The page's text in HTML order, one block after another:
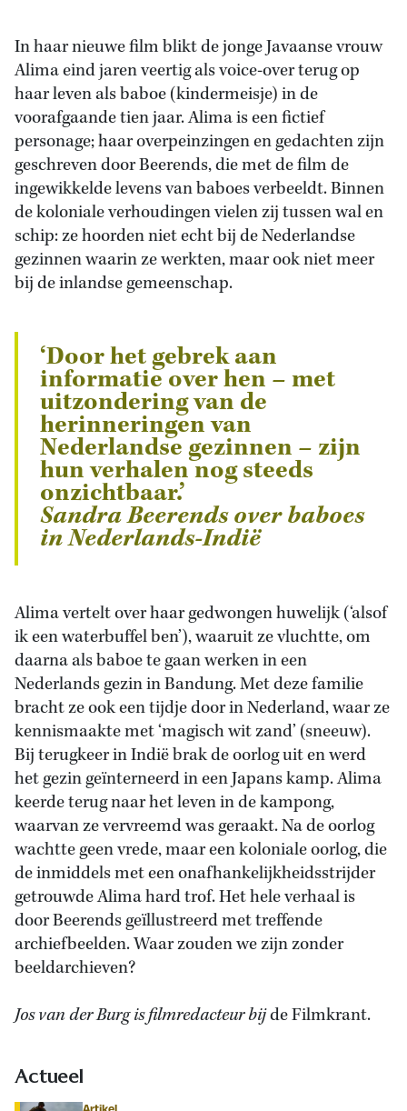
In haar nieuwe film blikt de jonge Javaanse vrouw
Alima eind jaren veertig als voice-over terug op
haar leven als baboe (kindermeisje) in de
voorafgaande tien jaar. Alima is een fictief
personage; haar overpeinzingen en gedachten zijn
geschreven door Beerends, die met de film de
ingewikkelde levens van baboes verbeeldt. Binnen
de koloniale verhoudingen vielen zij tussen wal en
schip: ze hoorden niet echt bij de Nederlandse
gezinnen waarin ze werkten, maar ook niet meer
bij de inlandse gemeenschap.
‘Door het gebrek aan
informatie over hen – met
uitzondering van de
herinneringen van
Nederlandse gezinnen – zijn
hun verhalen nog steeds
onzichtbaar.’
Sandra Beerends over baboes
in Nederlands-Indië
Alima vertelt over haar gedwongen huwelijk (‘alsof
ik een waterbuffel ben’), waaruit ze vluchtte, om
daarna als baboe te gaan werken in een
Nederlands gezin in Bandung. Met deze familie
bracht ze ook een tijdje door in Nederland, waar ze
kennismaakte met ‘magisch wit zand’ (sneeuw).
Bij terugkeer in Indië brak de oorlog uit en werd
het gezin geïnterneerd in een Japans kamp. Alima
keerde terug naar het leven in de kampong,
waarvan ze vervreemd was geraakt. Na de oorlog
wachtte geen vrede, maar een koloniale oorlog, die
de inmiddels met een onafhankelijkheidsstrijder
getrouwde Alima hard trof. Het hele verhaal is
door Beerends geïllustreerd met treffende
archiefbeelden. Waar zouden we zijn zonder
beeldarchieven?
Jos van der Burg is filmredacteur bijde Filmkrant.
Actueel